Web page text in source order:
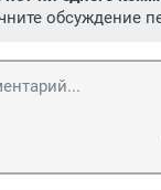
обсуждение